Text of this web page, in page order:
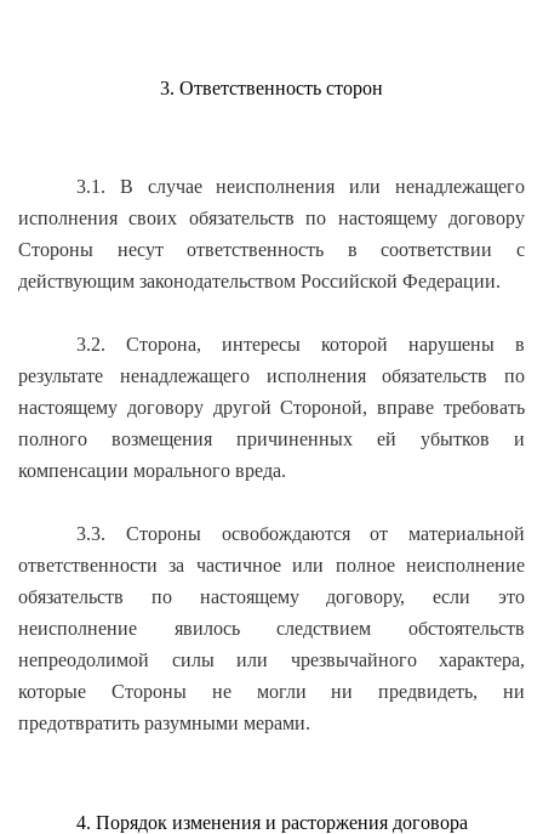
3. Ответственность сторон
3.1. В случае неисполнения или ненадлежащего
исполнения своих обязательств по настоящему договору
Стороны несут ответственность в соответствии с
действующим законодательством Российской Федерации.
3.2. Сторона, интересы которой нарушены в
результате ненадлежащего исполнения обязательств по
настоящему договору другой Стороной, вправе требовать
полного возмещения причиненных ей убытков и
компенсации морального вреда.
3.3. Стороны освобождаются от материальной
ответственности за частичное или полное неисполнение
обязательств по настоящему договору, если это
неисполнение явилось следствием обстоятельств
непреодолимой силы или чрезвычайного характера,
которые Стороны не могли ни предвидеть, ни
предотвратить разумными мерами.
4. Порядок изменения и расторжения договора